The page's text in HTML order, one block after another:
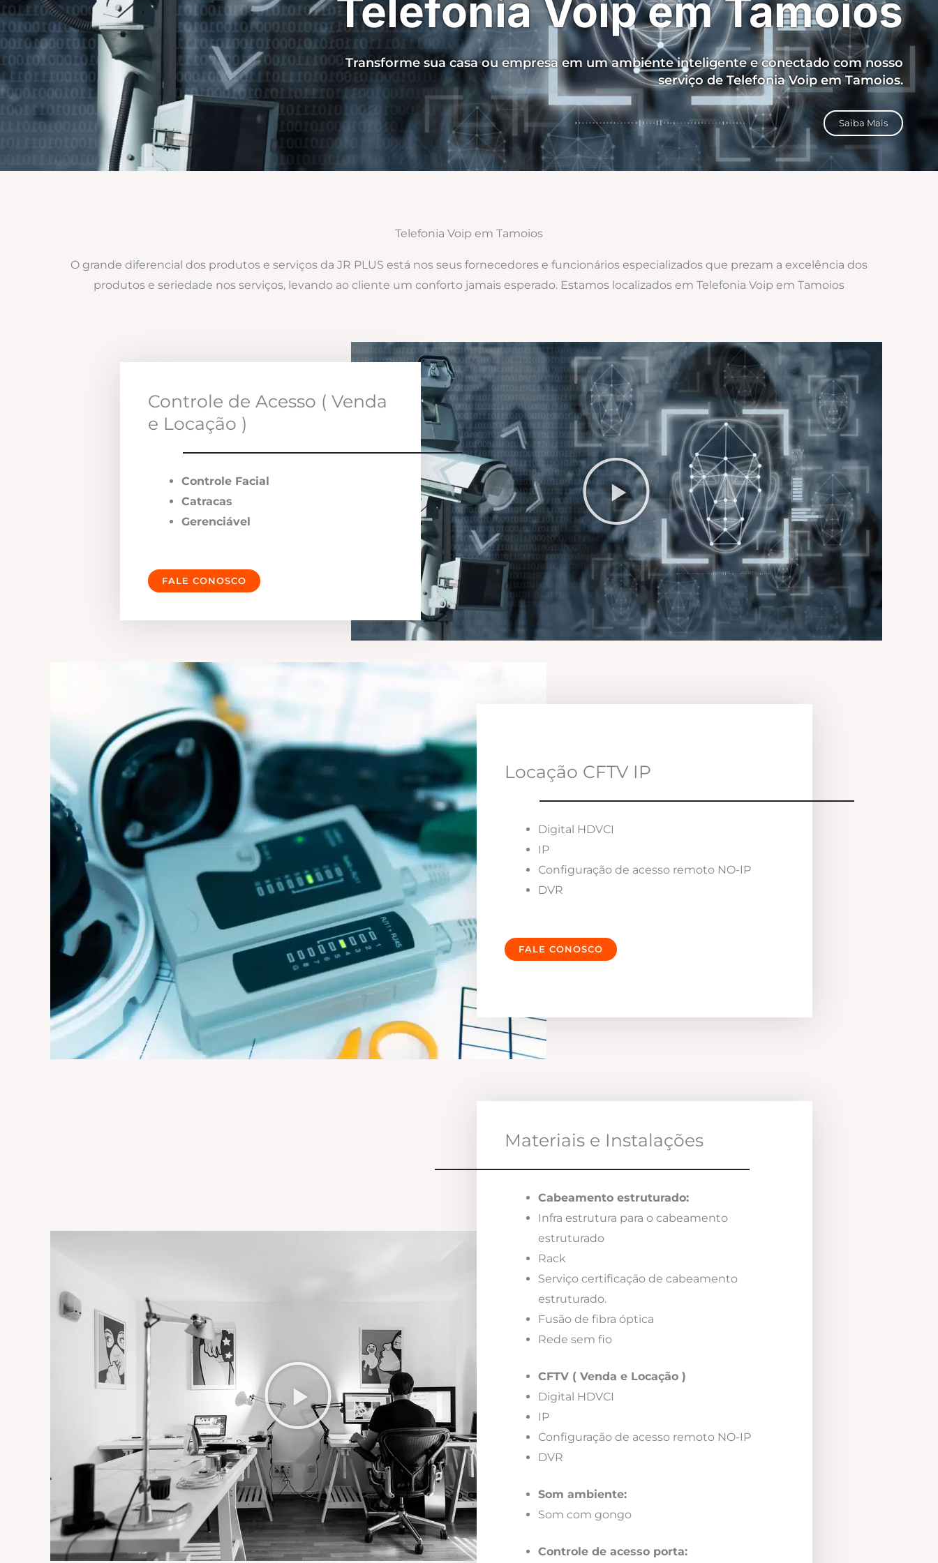
Telefonia Voip em Tamoios
Transforme sua casa ou empresa em um ambiente inteligente e conectado com nosso
serviço de Telefonia Voip em Tamoios.
Saiba Mais
Telefonia Voip em Tamoios
O grande diferencial dos produtos e serviços da JR PLUS está nos seus fornecedores e funcionários especializados que prezam a excelência dos
produtos e seriedade nos serviços, levando ao cliente um conforto jamais esperado. Estamos localizados em Telefonia Voip em Tamoios
Controle de Acesso ( Venda
e Locação )
Controle Facial
Catracas
Gerenciável
FALE CONOSCO
Locação CFTV IP
Digital HDVCI
IP
Configuração de acesso remoto NO-IP
DVR
FALE CONOSCO
Materiais e Instalações
Cabeamento estruturado:
Infra estrutura para o cabeamento
estruturado
Rack
Serviço certificação de cabeamento
estruturado.
Fusão de fibra óptica
Rede sem fio
CFTV ( Venda e Locação )
Digital HDVCI
IP
Configuração de acesso remoto NO-IP
DVR
Som ambiente:
Som com gongo
Controle de acesso porta: